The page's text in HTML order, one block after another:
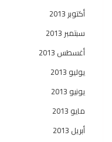
أكتوبر 2013
سبتمبر 2013
أغسطس 2013
يوليو 2013
يونيو 2013
مايو 2013
أبريل 2013